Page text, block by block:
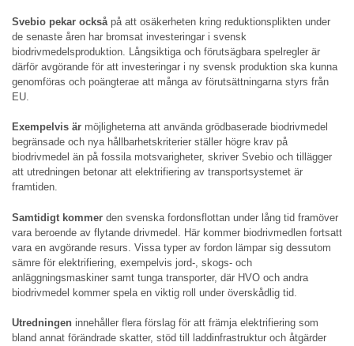
Svebio pekar också på att osäkerheten kring reduktionsplikten under
de senaste åren har bromsat investeringar i svensk
biodrivmedelsproduktion. Långsiktiga och förutsägbara spelregler är
därför avgörande för att investeringar i ny svensk produktion ska kunna
genomföras och poängterae att många av förutsättningarna styrs från
EU.
Exempelvis är möjligheterna att använda grödbaserade biodrivmedel
begränsade och nya hållbarhetskriterier ställer högre krav på
biodrivmedel än på fossila motsvarigheter, skriver Svebio och tillägger
att utredningen betonar att elektrifiering av transportsystemet är
framtiden.
Samtidigt kommer den svenska fordonsflottan under lång tid framöver
vara beroende av flytande drivmedel. Här kommer biodrivmedlen fortsatt
vara en avgörande resurs. Vissa typer av fordon lämpar sig dessutom
sämre för elektrifiering, exempelvis jord-, skogs- och
anläggningsmaskiner samt tunga transporter, där HVO och andra
biodrivmedel kommer spela en viktig roll under överskådlig tid.
Utredningen innehåller flera förslag för att främja elektrifiering som
bland annat förändrade skatter, stöd till laddinfrastruktur och åtgärder